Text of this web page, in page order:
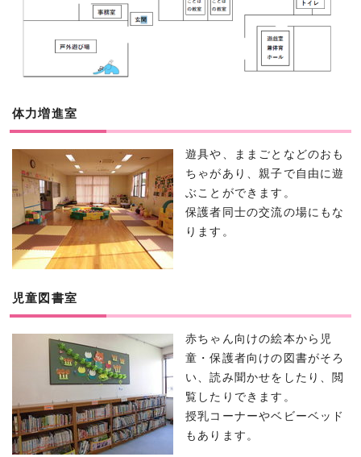
体力増進室
遊具や、ままごとなどのおも
ちゃがあり、親子で自由に遊
ぶことができます。
保護者同士の交流の場にもな
ります。
児童図書室
赤ちゃん向けの絵本から児
童・保護者向けの図書がそろ
い、読み聞かせをしたり、閲
覧したりできます。
授乳コーナーやベビーベッド
もあります。